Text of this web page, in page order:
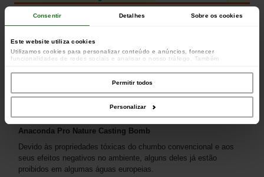
Consentir Detalhes Sobre os cookies
Este website utiliza cookies
Utilizamos cookies para personalizar conteúdo e anúncios, fornecer
funcionalidades de redes sociais e analisar o nosso tráfego. Também
parceiros de redes sociais, de publicidade e de análise, que as podem combinar
com outras informações que lhes forneceu ou recolhidas por estes a partir da
sua utilização dos respetivos serviços.
Permitir todos
Personalizar
Eu vi este produto mais barato em outros sites
Anaconda Pro Nature Casting Bomb
Devido às propriedades tóxicas do chumbo convencional e aos
seus efeitos negativos no ambiente, alguns deles já estão
proibidos em algumas águas europeias.